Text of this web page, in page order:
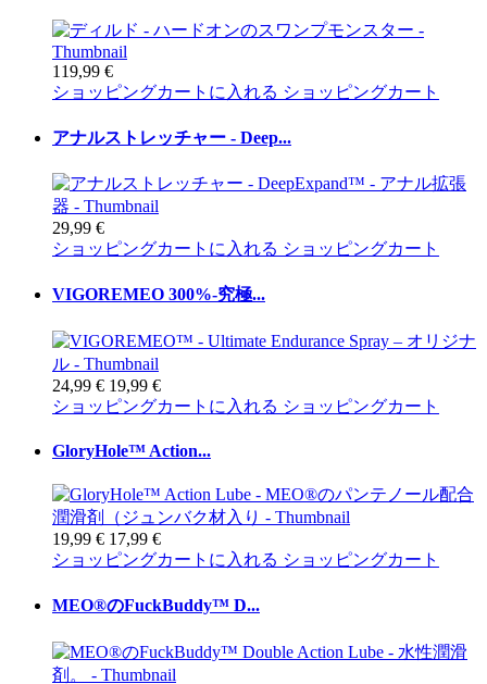
119,99 €
ショッピングカートに入れる ショッピングカート
アナルストレッチャー - Deep...
29,99 €
ショッピングカートに入れる ショッピングカート
VIGOREMEO 300%-究極...
24,99 € 19,99 €
ショッピングカートに入れる ショッピングカート
GloryHole™ Action...
19,99 € 17,99 €
ショッピングカートに入れる ショッピングカート
MEO®のFuckBuddy™ D...